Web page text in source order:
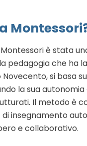
Montessori è stata
pedagogia che ha
si basa
la sua
Il metodo è
insegnamento
e collaborativo.